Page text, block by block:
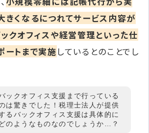
きくなるにつれてサービス内容が
ックオフィスや経営管理といった仕
ートまで実施 しているとのことでし
ックオフィス支援まで行っている
は驚きでした！税理士法人が提供
るバックオフィス支援は具体的に
どのようなものなのでしょうか…？